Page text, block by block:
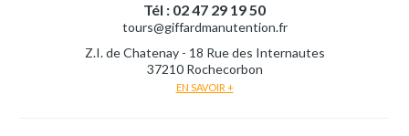
Tél : 02 47 29 19 50
tours@giffardmanutention.fr
Z.I. de Chatenay - 18 Rue des Internautes
37210 Rochecorbon
EN SAVOIR +